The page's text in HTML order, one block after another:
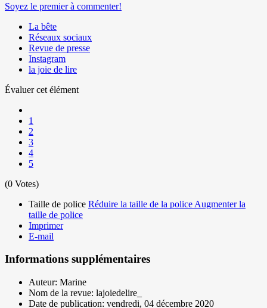
Soyez le premier à commenter!
La bête
Réseaux sociaux
Revue de presse
Instagram
la joie de lire
Évaluer cet élément
1
2
3
4
5
(0 Votes)
Taille de police Réduire la taille de la police Augmenter la
taille de police
Imprimer
E-mail
Informations supplémentaires
Auteur: Marine
Nom de la revue: lajoiedelire_
Date de publication: vendredi, 04 décembre 2020